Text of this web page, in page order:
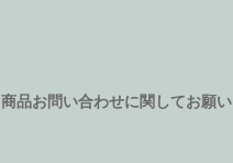
商品お問い合わせに関してお願い